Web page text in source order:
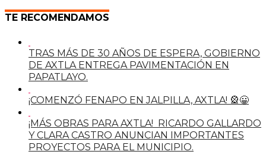
TE RECOMENDAMOS
TRAS MÁS DE 30 AÑOS DE ESPERA, GOBIERNO
DE AXTLA ENTREGA PAVIMENTACIÓN EN
PAPATLAYO.
¡COMENZÓ FENAPO EN JALPILLA, AXTLA! 🎡😀
¡MÁS OBRAS PARA AXTLA! RICARDO GALLARDO
Y CLARA CASTRO ANUNCIAN IMPORTANTES
PROYECTOS PARA EL MUNICIPIO.